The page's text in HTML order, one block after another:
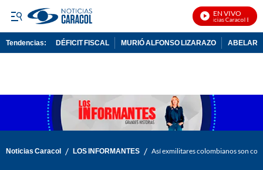
EN VIVO
Noticias Caracol En
Tendencias: DÉFICIT FISCAL MURIÓ ALFONSO LIZARAZO
Noticias Caracol / LOS INFORMANTES / Así exmilitares colombianos son